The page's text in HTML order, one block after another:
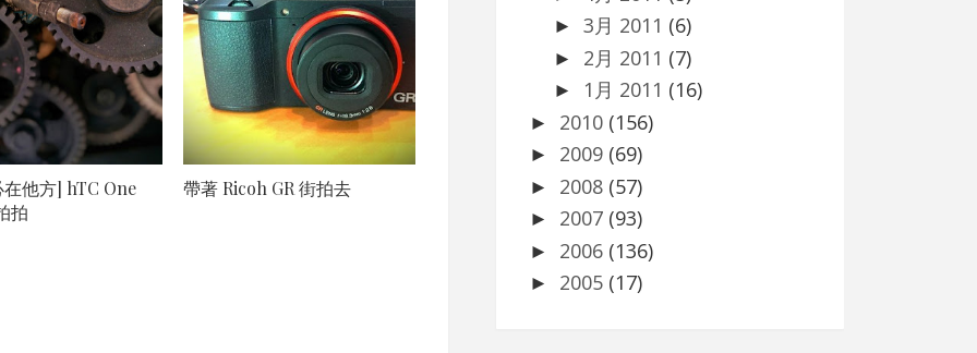
他方] hTC One
拍
帶著 Ricoh GR 街拍去
► 3月 2011 (6)
► 2月 2011 (7)
► 1月 2011 (16)
► 2010 (156)
► 2009 (69)
► 2008 (57)
► 2007 (93)
► 2006 (136)
► 2005 (17)